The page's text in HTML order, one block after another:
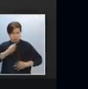
Settings